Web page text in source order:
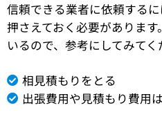
信頼できる業者に依頼する
押さえておく必要がありま
いるので、参考にしてみてく
相見積もりをとる
出張費用や見積もり費用